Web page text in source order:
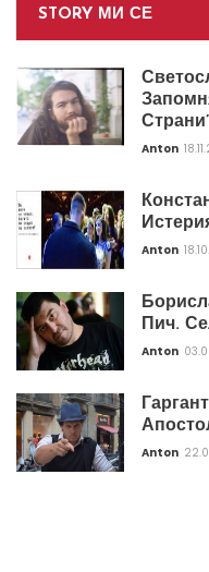
STORY МИ СЕ
Anton
Anton
Пич.
Anton
Anton